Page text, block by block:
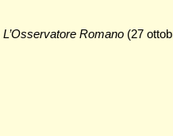
L’Osservatore Romano(27